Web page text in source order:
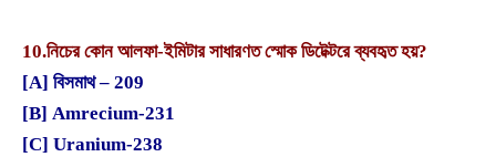
10.নিচের কোন আলফা-ইমিটার সাধারণত স্মোক ডিটেক্টরে ব্যবহৃত হয়?
[A] বিসমাথ – 209
[B] Amrecium-231
[C] Uranium-238